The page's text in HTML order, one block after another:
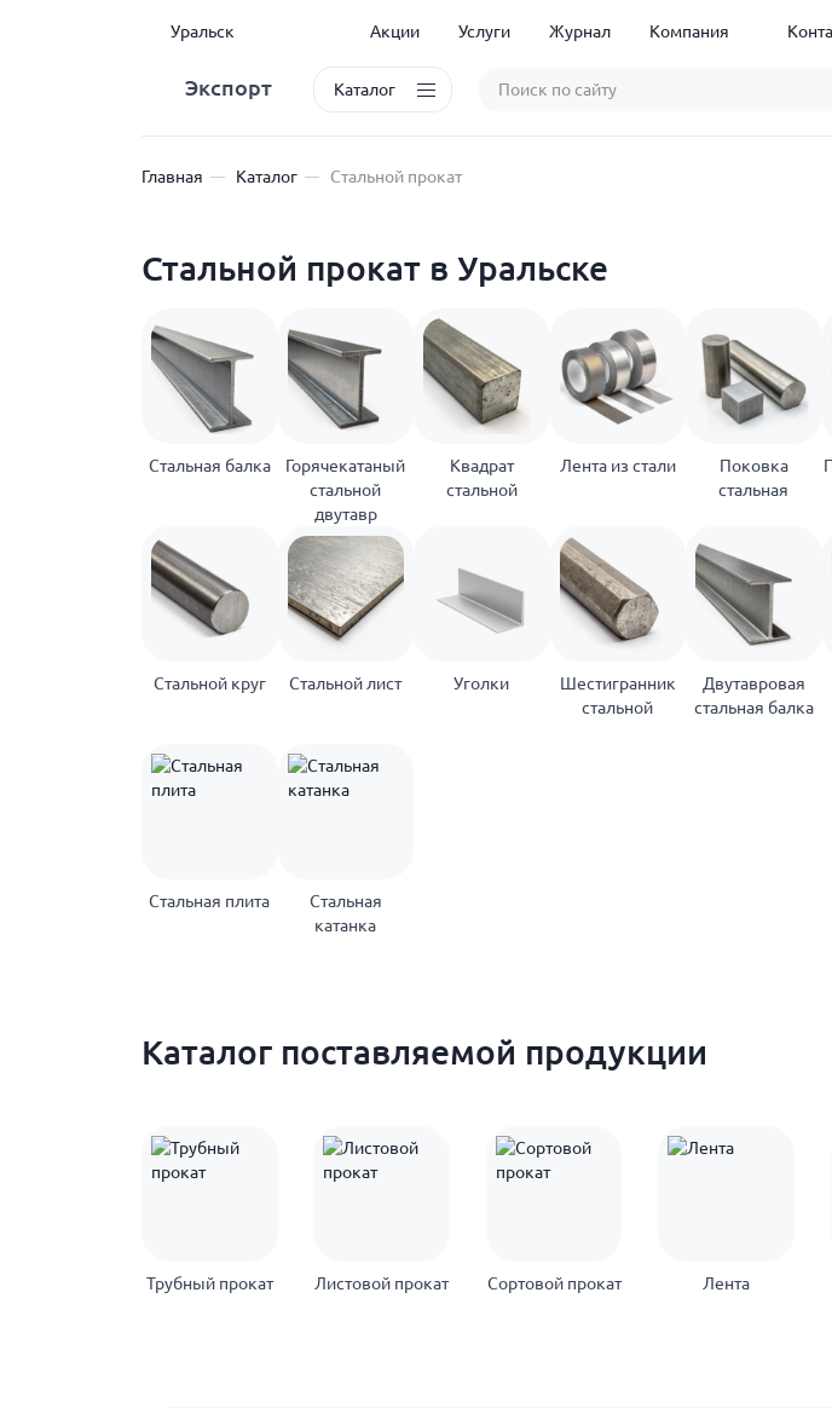
Уральск Акции Услуги Журнал Компания
Экспорт Каталог
Главная Каталог Стальной прокат
Стальной прокат в Уральске
Стальная балка
Горячекатаный
стальной
двутавр
Квадрат
стальной
Лента из стали
Поковка
стальная
Стальной круг Стальной лист Уголки
Шестигранник
стальной
Двутавровая
стальная балка
Стальная плита
Стальная
катанка
Каталог поставляемой продукции
Трубный прокат Листовой прокат Сортовой прокат Лента